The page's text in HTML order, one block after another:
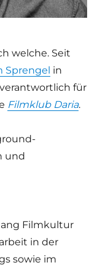
welche. Seit
Sprengel in
für
Filmklub Daria.
und
Filmkultur
in der
sowie im